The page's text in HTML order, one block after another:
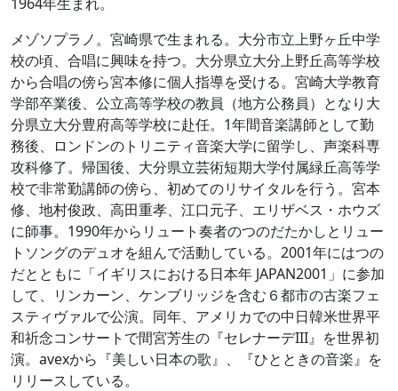
メゾソプラノ。宮崎県で生まれる。大分市立上野ヶ丘中学
校の頃、合唱に興味を持つ。大分県立大分上野丘高等学校
から合唱の傍ら宮本修に個人指導を受ける。宮崎大学教育
学部卒業後、公立高等学校の教員（地方公務員）となり大
分県立大分豊府高等学校に赴任。1年間音楽講師として勤
務後、ロンドンのトリニティ音楽大学に留学し、声楽科専
攻科修了。帰国後、大分県立芸術短期大学付属緑丘高等学
校で非常勤講師の傍ら、初めてのリサイタルを行う。宮本
修、地村俊政、高田重孝、江口元子、エリザベス・ホウズ
に師事。1990年からリュート奏者のつのだたかしとリュー
トソングのデュオを組んで活動している。2001年にはつの
だとともに「イギリスにおける日本年 JAPAN2001」に参加
して、リンカーン、ケンブリッジを含む６都市の古楽フェ
スティヴァルで公演。同年、アメリカでの中日韓米世界平
和祈念コンサートで間宮芳生の『セレナーデIII』を世界初
演。avexから『美しい日本の歌』、『ひとときの音楽』を
リリースしている。